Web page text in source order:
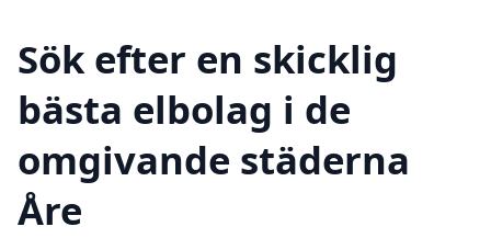
Sök efter en skicklig
bästa elbolag i de
omgivande städerna
Åre